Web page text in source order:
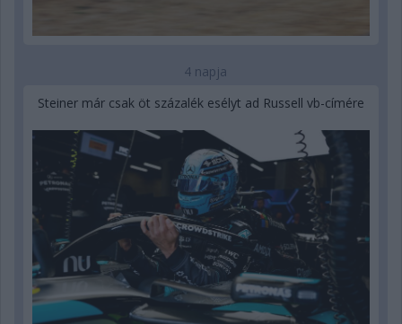
4 napja
Steiner már csak öt százalék esélyt ad Russell vb-címére